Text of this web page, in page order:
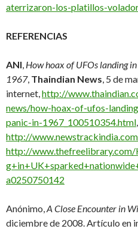
aterrizaron-los-platillos-
REFERENCIAS
ANI, How hoax of UFOs landing
1967, Thaindian News, 5 de
internet,http://
news/how-hoax-of-ufos-
panic-in-1967_100510354.html,
http://
http://
a0250750142
Anónimo,A Close Encounter in
diciembre de 2008. Artículo en